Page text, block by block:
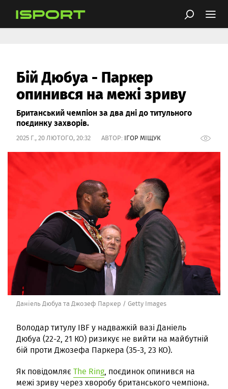
Бій Дюбуа - Паркер
опинився на межі зриву
Британський чемпіон за два дні до титульного
поєдинку захворів.
2025 Г., 20 ЛЮТОГО, 20:32 АВТОР: ІГОР МІЩУК
Даніель Дюбуа та Джозеф Паркер / Getty Images
Володар титулу IBF у надважкій вазі Даніель
Дюбуа (22-2, 21 КО) ризикує не вийти на майбутній
бій проти Джозефа Паркера (35-3, 23 КО).
Як повідомляє The Ring, поєдинок опинився на
межі зриву через хворобу британського чемпіона.